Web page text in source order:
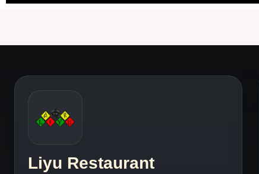
Liyu Restaurant